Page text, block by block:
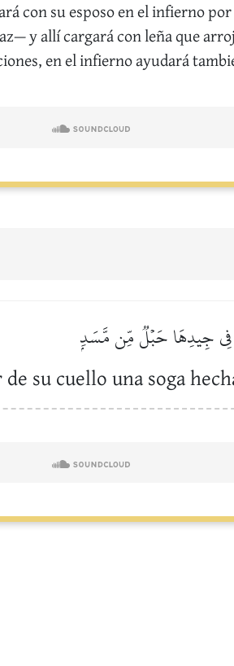
con su esposo en el infierno
y allí cargará con leña que
en el infierno ayudará
فِي جِيدِهَا حَبۡلٞ مِّن مَّسَدِۭ
su cuello una soga